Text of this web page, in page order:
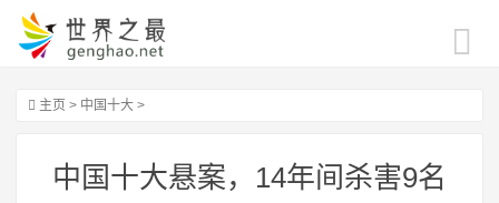
主页 > 中国十大 >
中国十大悬案，14年间杀害9名